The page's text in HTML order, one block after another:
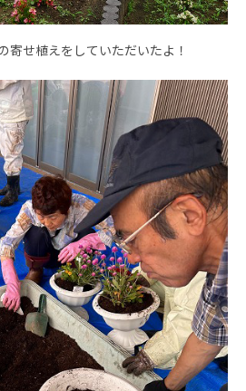
寄せ植えをしていただいたよ！